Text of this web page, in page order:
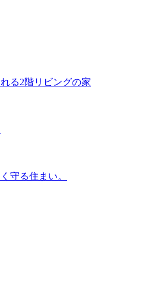
る2階リビングの家
守る住まい。